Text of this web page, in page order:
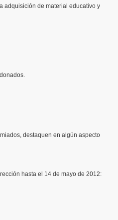
adquisición de material educativo y
destaquen en algún aspecto
hasta el 14 de mayo de 2012: